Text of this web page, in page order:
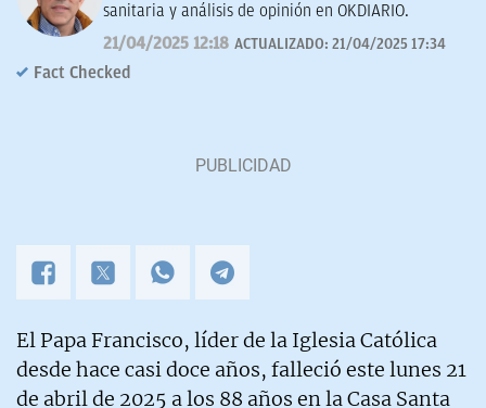
sanitaria y análisis de opinión en OKDIARIO.
21/04/2025 12:18 ACTUALIZADO: 21/04/2025 17:34
Fact Checked
El Papa Francisco, líder de la Iglesia Católica
desde hace casi doce años, falleció este lunes 21
de abril de 2025 a los 88 años en la Casa Santa